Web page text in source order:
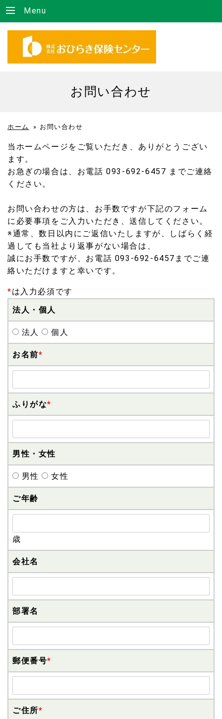
Menu
お問い合わせ
ホーム » お問い合わせ
当ホームページをご覧いただき、ありがとうござい
ます。
お急ぎの場合は、お電話 093-692-6457 までご連絡
ください。
お問い合わせの方は、お手数ですが下記のフォーム
に必要事項をご入力いただき、送信してください。
※通常、数日以内にご返信いたしますが、しばらく経
過しても当社より返事がない場合は、
誠にお手数ですが、お電話 093-692-6457までご連
絡いただけますと幸いです。
*は入力必須です
法人・個人
法人 個人
お名前*
ふりがな*
男性・女性
男性 女性
ご年齢
歳
会社名
部署名
郵便番号*
ご住所*